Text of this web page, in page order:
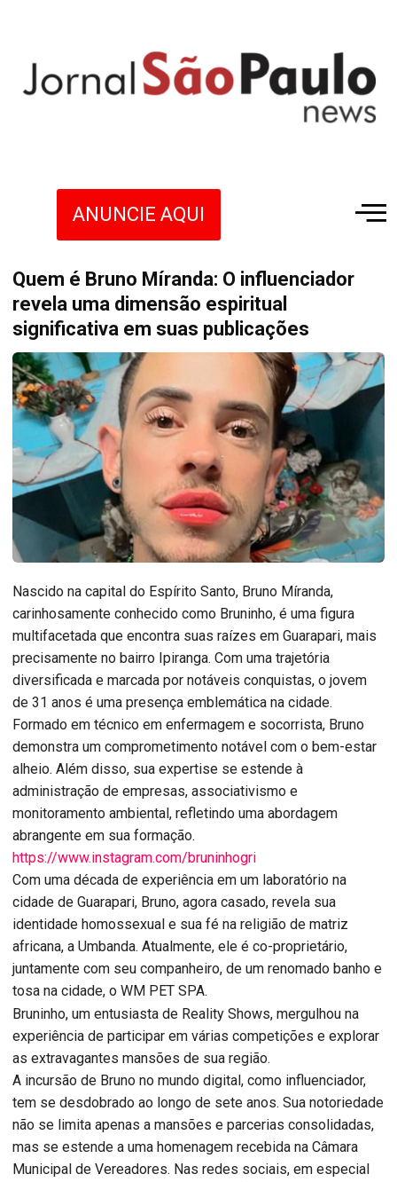
ANUNCIE AQUI
Quem é Bruno Míranda: O influenciador
revela uma dimensão espiritual
significativa em suas publicações
Nascido na capital do Espírito Santo, Bruno Míranda,
carinhosamente conhecido como Bruninho, é uma figura
multifacetada que encontra suas raízes em Guarapari, mais
precisamente no bairro Ipiranga. Com uma trajetória
diversificada e marcada por notáveis conquistas, o jovem
de 31 anos é uma presença emblemática na cidade.
Formado em técnico em enfermagem e socorrista, Bruno
demonstra um comprometimento notável com o bem-estar
alheio. Além disso, sua expertise se estende à
administração de empresas, associativismo e
monitoramento ambiental, refletindo uma abordagem
abrangente em sua formação.
https://www.instagram.com/bruninhogri
Com uma década de experiência em um laboratório na
cidade de Guarapari, Bruno, agora casado, revela sua
identidade homossexual e sua fé na religião de matriz
africana, a Umbanda. Atualmente, ele é co-proprietário,
juntamente com seu companheiro, de um renomado banho e
tosa na cidade, o WM PET SPA.
Bruninho, um entusiasta de Reality Shows, mergulhou na
experiência de participar em várias competições e explorar
as extravagantes mansões de sua região.
A incursão de Bruno no mundo digital, como influenciador,
tem se desdobrado ao longo de sete anos. Sua notoriedade
não se limita apenas a mansões e parcerias consolidadas,
mas se estende a uma homenagem recebida na Câmara
Municipal de Vereadores. Nas redes sociais, em especial